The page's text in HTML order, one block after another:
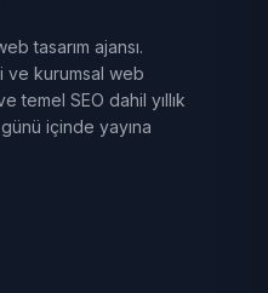
tasarım ajansı.
ve kurumsal web
temel SEO dahil yıllık
içinde yayına